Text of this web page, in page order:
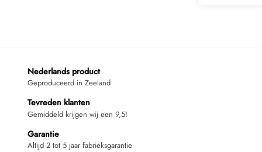
Nederlands product
Geproduceerd in Zeeland
Tevreden klanten
Gemiddeld krijgen wij een 9,5!
Garantie
Altijd 2 tot 5 jaar fabrieksgarantie